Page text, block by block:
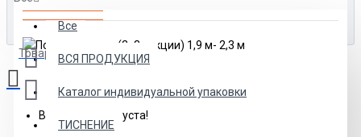
Все
ВСЯ ПРОДУКЦИЯ
Каталог индивидуальной упаковки
ТИСНЕНИЕ
Товаров: 0 (0.00р.)
Ваша корзина пуста!